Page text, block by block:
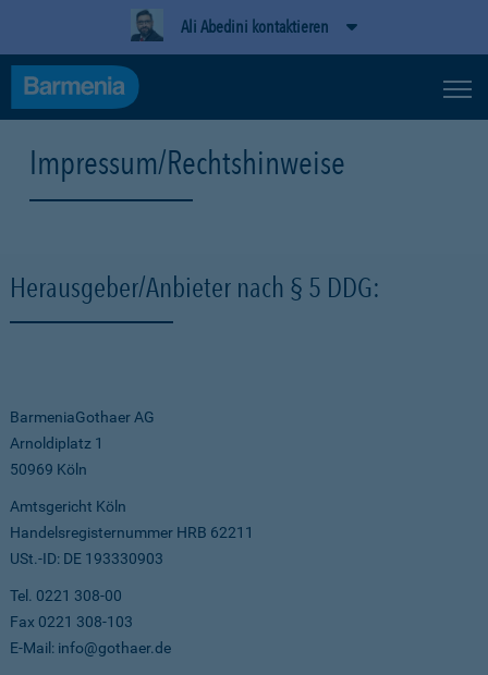
Ali Abedini kontaktieren
Impressum/Rechtshinweise
Herausgeber/Anbieter nach § 5 DDG:
BarmeniaGothaer AG
Arnoldiplatz 1
50969 Köln
Amtsgericht Köln
Handelsregisternummer HRB 62211
USt.-ID: DE 193330903
Tel. 0221 308-00
Fax 0221 308-103
E-Mail: info@gothaer.de